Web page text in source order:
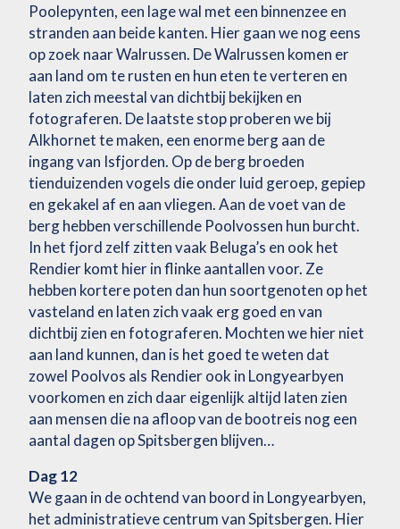
Poolepynten, een lage wal met een binnenzee en
stranden aan beide kanten. Hier gaan we nog eens
op zoek naar Walrussen. De Walrussen komen er
aan land om te rusten en hun eten te verteren en
laten zich meestal van dichtbij bekijken en
fotograferen. De laatste stop proberen we bij
Alkhornet te maken, een enorme berg aan de
ingang van Isfjorden. Op de berg broeden
tienduizenden vogels die onder luid geroep, gepiep
en gekakel af en aan vliegen. Aan de voet van de
berg hebben verschillende Poolvossen hun burcht.
In het fjord zelf zitten vaak Beluga’s en ook het
Rendier komt hier in flinke aantallen voor. Ze
hebben kortere poten dan hun soortgenoten op het
vasteland en laten zich vaak erg goed en van
dichtbij zien en fotograferen. Mochten we hier niet
aan land kunnen, dan is het goed te weten dat
zowel Poolvos als Rendier ook in Longyearbyen
voorkomen en zich daar eigenlijk altijd laten zien
aan mensen die na afloop van de bootreis nog een
aantal dagen op Spitsbergen blijven…
Dag 12
We gaan in de ochtend van boord in Longyearbyen,
het administratieve centrum van Spitsbergen. Hier